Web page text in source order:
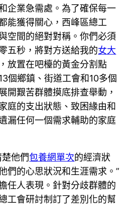
企業急需處。為了確保每一
能獲得關心，西峰區總工
空間的絕對對稱。你們必須
五秒，將對方送給我的女大
放置在吧檯的黃金分割點
個鄉鎮、街道工會和10多個
開艱苦群體摸底排查舉動，
庭的支出狀態、致困緣由和
漏任何一個需求輔助的家庭
楚他們包養網單次的經濟狀
們的心思狀況和生涯需求。”
任人表現。針對分歧群體的
工會研討制訂了差別化的幫